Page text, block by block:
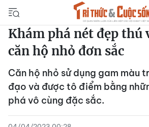
Khám phá nét đẹp thú
căn hộ nhỏ đơn sắc
Căn hộ nhỏ sử dụng gam màu
đạo và được tô điểm bằng
phá vô cùng đặc sắc.